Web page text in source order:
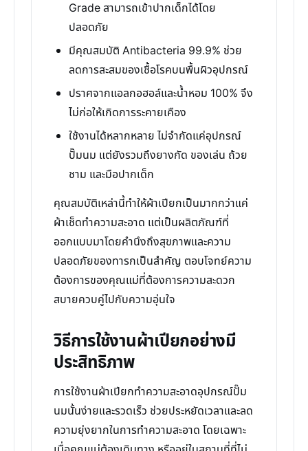
Grade สามารถเข้าปากเด็กได้โดย
ปลอดภัย
มีคุณสมบัติ Antibacteria 99.9% ช่วย
ลดการสะสมของเชื้อโรคบนพื้นผิวอุปกรณ์
ปราศจากแอลกอฮอล์และน้ำหอม 100% จึง
ไม่ก่อให้เกิดการระคายเคือง
ใช้งานได้หลากหลาย ไม่จำกัดแค่อุปกรณ์
ปั๊มนม แต่ยังรวมถึงยางกัด ของเล่น ถ้วย
ชาม และมือปากเด็ก
คุณสมบัติเหล่านี้ทำให้ผ้าเปียกเป็นมากกว่าแค่
ผ้าเช็ดทำความสะอาด แต่เป็นผลิตภัณฑ์ที่
ออกแบบมาโดยคำนึงถึงสุขภาพและความ
ปลอดภัยของทารกเป็นสำคัญ ตอบโจทย์ความ
ต้องการของคุณแม่ที่ต้องการความสะดวก
สบายควบคู่ไปกับความอุ่นใจ
วิธีการใช้งานผ้าเปียกอย่างมี
ประสิทธิภาพ
การใช้งานผ้าเปียกทำความสะอาดอุปกรณ์ปั๊ม
นมนั้นง่ายและรวดเร็ว ช่วยประหยัดเวลาและลด
ความยุ่งยากในการทำความสะอาด โดยเฉพาะ